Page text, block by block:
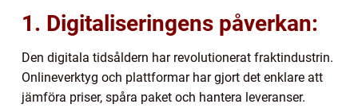
1. Digitaliseringens påverkan:
Den digitala tidsåldern har revolutionerat fraktindustrin.
Onlineverktyg och plattformar har gjort det enklare att
jämföra priser, spåra paket och hantera leveranser.